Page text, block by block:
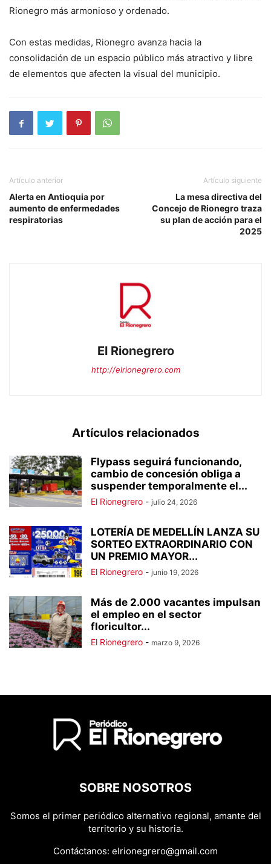
Rionegro más armonioso y ordenado.
Con estas medidas, Rionegro avanza hacia la
consolidación de un espacio público más atractivo y libre
de elementos que afecten la visual del municipio.
Artículo anterior
Alerta en Antioquia por
aumento de enfermedades
respiratorias
Artículo siguiente
La mesa directiva del
Concejo de Rionegro traza
su plan de acción para el
2025
El Rionegrero
http://elrionegrero.com
Artículos relacionados
Flypass seguirá funcionando,
cambio de concesión obliga a
suspender temporalmente el...
El Rionegrero - julio 24, 2026
LOTERÍA DE MEDELLÍN LANZA SU
SORTEO EXTRAORDINARIO CON
UN PREMIO MAYOR...
El Rionegrero - junio 19, 2026
Más de 2.000 vacantes impulsan
el empleo en el sector
floricultor...
El Rionegrero - marzo 9, 2026
SOBRE NOSOTROS
Somos el primer periódico alternativo regional, amante del
territorio y su historia.
Contáctanos: elrionegrero@gmail.com